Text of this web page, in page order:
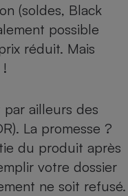
(soldes, Black
possible
réduit. Mais
!
ailleurs des
. La promesse ?
du produit après
votre dossier
ne soit refusé.